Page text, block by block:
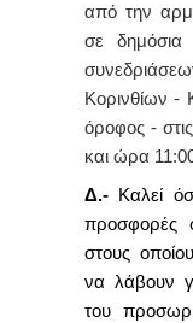
από την
σε δημόσια
Κορινθίων -
όροφος - στις
και ώρα
Δ.- Καλεί
προσφορές
στους
να λάβουν
του